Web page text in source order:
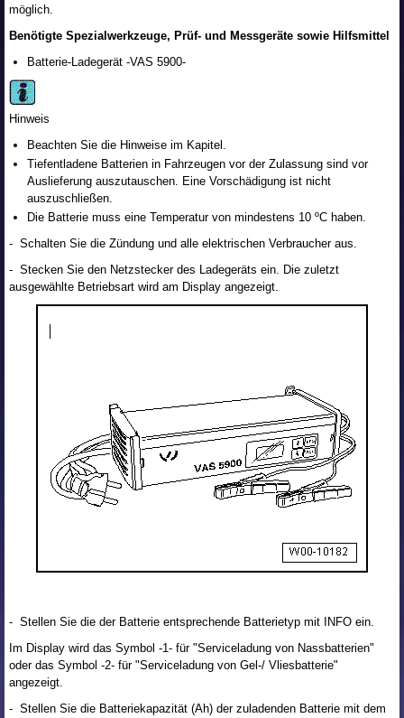
möglich.
Benötigte Spezialwerkzeuge, Prüf- und Messgeräte sowie Hilfsmittel
Batterie-Ladegerät -VAS 5900-
Hinweis
Beachten Sie die Hinweise im Kapitel.
Tiefentladene Batterien in Fahrzeugen vor der Zulassung sind vor
Auslieferung auszutauschen. Eine Vorschädigung ist nicht
auszuschließen.
Die Batterie muss eine Temperatur von mindestens 10 ºC haben.
- Schalten Sie die Zündung und alle elektrischen Verbraucher aus.
- Stecken Sie den Netzstecker des Ladegeräts ein. Die zuletzt
ausgewählte Betriebsart wird am Display angezeigt.
- Stellen Sie die der Batterie entsprechende Batterietyp mit INFO ein.
Im Display wird das Symbol -1- für "Serviceladung von Nassbatterien"
oder das Symbol -2- für "Serviceladung von Gel-/ Vliesbatterie"
angezeigt.
- Stellen Sie die Batteriekapazität (Ah) der zuladenden Batterie mit dem